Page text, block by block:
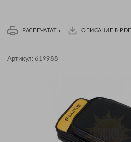
РАСПЕЧАТАТЬ ОПИСАНИЕ В PDF
Артикул: 619988